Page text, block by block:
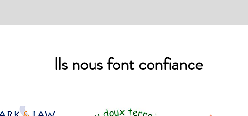
Ils nous font confiance